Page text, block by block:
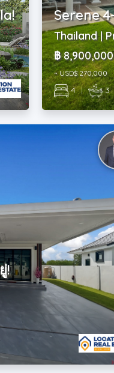
Serene
Thailand |
฿ 8,900,000
~ USD$ 270,000
4 | 3
!